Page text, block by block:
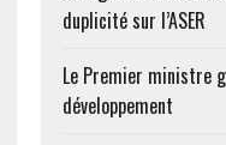
duplicité sur l’ASER
Le Premier ministre
développement